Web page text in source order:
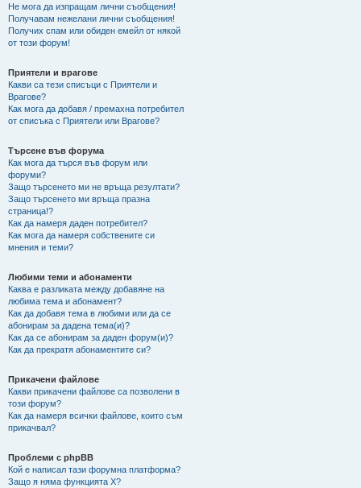
Не мога да изпращам лични съобщения!
Получавам нежелани лични съобщения!
Получих спам или обиден емейл от някой
от този форум!
Приятели и врагове
Какви са тези списъци с Приятели и
Врагове?
Как мога да добавя / премахна потребител
от списъка с Приятели или Врагове?
Търсене във форума
Как мога да търся във форум или
форуми?
Защо търсенето ми не връща резултати?
Защо търсенето ми връща празна
страница!?
Как да намеря даден потребител?
Как мога да намеря собствените си
мнения и теми?
Любими теми и абонаменти
Каква е разликата между добавяне на
любима тема и абонамент?
Как да добавя тема в любими или да се
абонирам за дадена тема(и)?
Как да се абонирам за даден форум(и)?
Как да прекратя абонаментите си?
Прикачени файлове
Какви прикачени файлове са позволени в
този форум?
Как да намеря всички файлове, които съм
прикачвал?
Проблеми с phpBB
Кой е написал тази форумна платформа?
Защо я няма функцията X?